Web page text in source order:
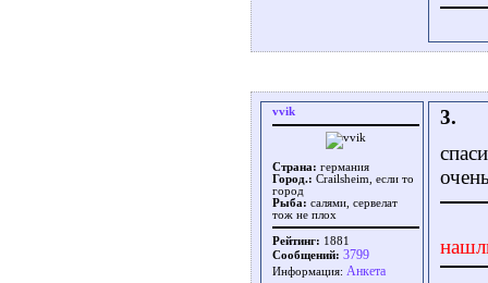
vvik
Страна: германия
Город.: Crailsheim, если то
город
Рыба: салями, сервелат
тож не плох
Рейтинг: 1881
Сообщений: 3799
Информация: Aнкета
3.